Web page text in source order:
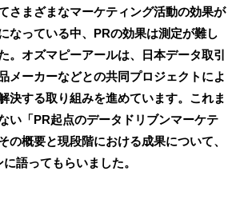
さまざまなマーケティング活動の効果が
なっている中、PRの効果は測定が難し
。オズマピーアールは、日本データ取引
メーカーなどとの共同プロジェクトによ
決する取り組みを進めています。これま
い「PR起点のデータドリブンマーケテ
の概要と現段階における成果について、
語ってもらいました。